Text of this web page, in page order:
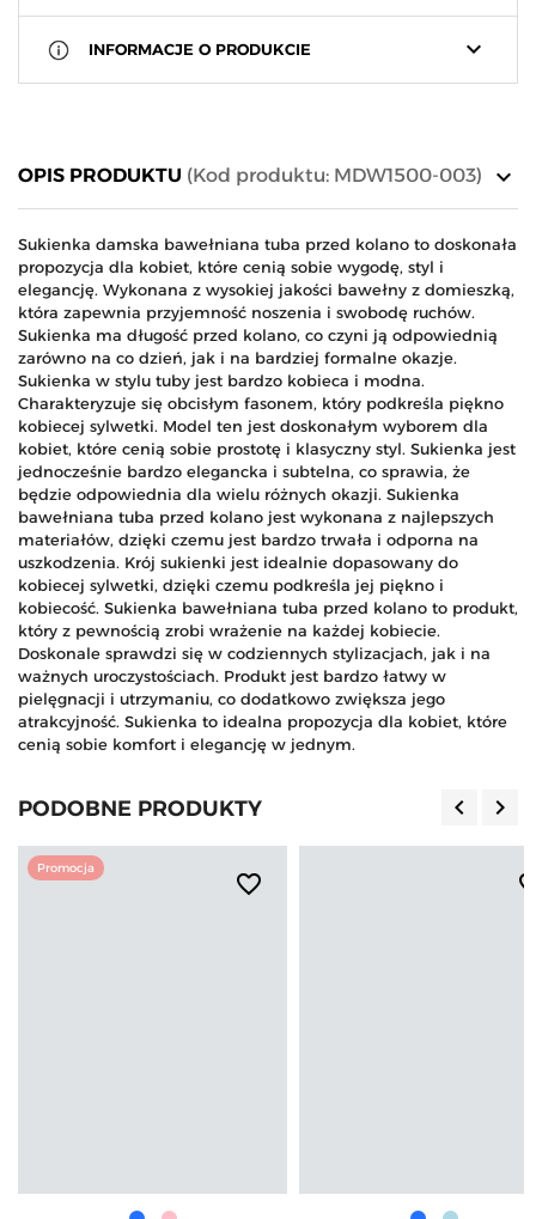
keyboard_arrow_down
INFORMACJE O PRODUKCIE
keyboard_arrow_down
OPIS PRODUKTU (Kod produktu: MDW1500-003)
Sukienka damska bawełniana tuba przed kolano to doskonała
propozycja dla kobiet, które cenią sobie wygodę, styl i
elegancję. Wykonana z wysokiej jakości bawełny z domieszką,
która zapewnia przyjemność noszenia i swobodę ruchów.
Sukienka ma długość przed kolano, co czyni ją odpowiednią
zarówno na co dzień, jak i na bardziej formalne okazje.
Sukienka w stylu tuby jest bardzo kobieca i modna.
Charakteryzuje się obcisłym fasonem, który podkreśla piękno
kobiecej sylwetki. Model ten jest doskonałym wyborem dla
kobiet, które cenią sobie prostotę i klasyczny styl. Sukienka jest
jednocześnie bardzo elegancka i subtelna, co sprawia, że
będzie odpowiednia dla wielu różnych okazji. Sukienka
bawełniana tuba przed kolano jest wykonana z najlepszych
materiałów, dzięki czemu jest bardzo trwała i odporna na
uszkodzenia. Krój sukienki jest idealnie dopasowany do
kobiecej sylwetki, dzięki czemu podkreśla jej piękno i
kobiecość. Sukienka bawełniana tuba przed kolano to produkt,
który z pewnością zrobi wrażenie na każdej kobiecie.
Doskonale sprawdzi się w codziennych stylizacjach, jak i na
ważnych uroczystościach. Produkt jest bardzo łatwy w
pielęgnacji i utrzymaniu, co dodatkowo zwiększa jego
atrakcyjność. Sukienka to idealna propozycja dla kobiet, które
cenią sobie komfort i elegancję w jednym.
PODOBNE PRODUKTY keyboard_arrow_left keyboard_arrow_right
Promocja
favorite_border